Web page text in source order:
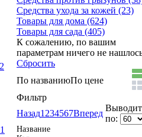
Средства ухода за кожей (23)
Товары для дома (624)
Товары для сада (405)
К сожалению, по вашим
параметрам ничего не нашлось.
Сбросить
По названиюПо цене
Фильтр
Назад12 34567Вперед
Выводить
по:
Название